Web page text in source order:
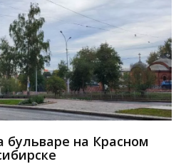
бульваре на Красном